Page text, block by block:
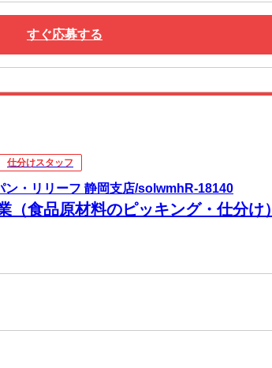
すぐ応募する
仕分けスタッフ
ン・リリーフ 静岡支店/solwmhR-18140
（食品原材料のピッキング・仕分け）